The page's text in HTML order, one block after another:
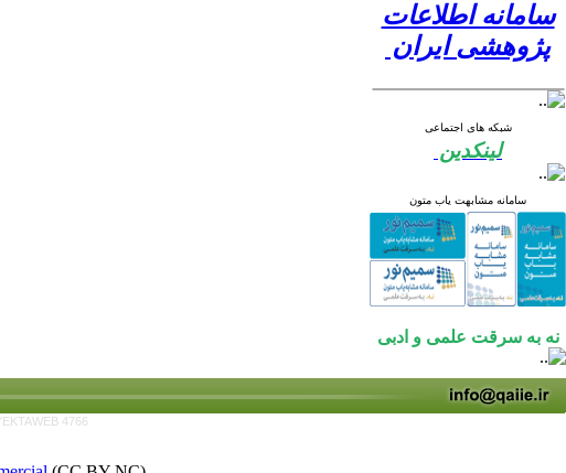
سامانه اطلاعات
پژوهشی ایران
شبکه های اجتماعی
لینکدین
سامانه مشابهت یاب متون
نه به سرقت علمی و ادبی
4766